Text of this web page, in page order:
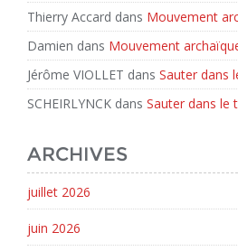
Thierry Accard dans Mouvement
Damien dans Mouvement
Jérôme VIOLLET dans Sauter dans
SCHEIRLYNCK dans Sauter dans le
ARCHIVES
juillet 2026
juin 2026